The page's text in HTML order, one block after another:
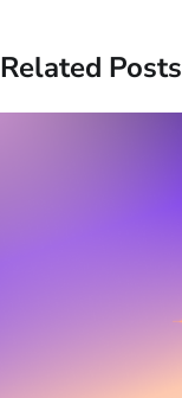
Related Posts